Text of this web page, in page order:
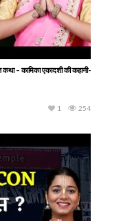
– कामिका एकादशी की कहानी-
254
1